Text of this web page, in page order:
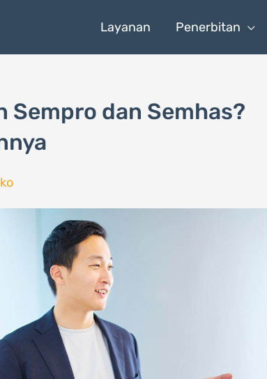
Layanan Penerbitan
Sempro dan Semhas?